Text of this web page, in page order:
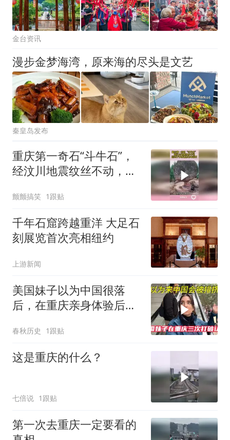
金台资讯
漫步金梦海湾，原来海的尽头是文艺
秦皇岛发布
重庆第一奇石“斗牛石”，
经汶川地震纹丝不动，因
颤颤搞笑 1跟贴
千年石窟跨越重洋 大足石
刻展览首次亮相纽约
上游新闻
美国妹子以为中国很落
后，在重庆亲身体验后，
春秋历史 1跟贴
这是重庆的什么？
七倍说 1跟贴
第一次去重庆一定要看的